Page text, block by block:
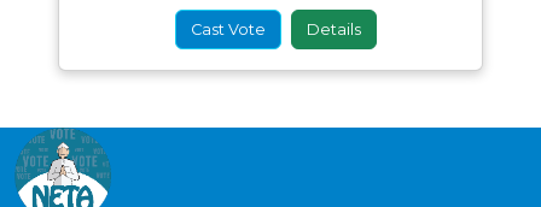
Cast Vote Details